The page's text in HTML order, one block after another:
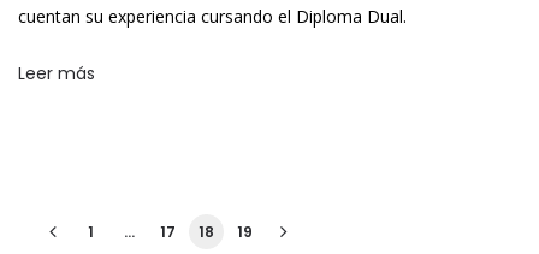
cuentan su experiencia cursando el Diploma Dual.
Leer más
1 … 17 18 19